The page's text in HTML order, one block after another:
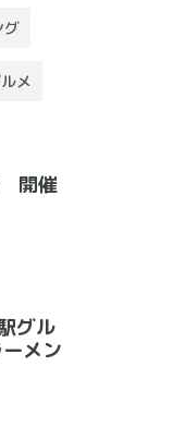
グ
メ
開催
グル
メン